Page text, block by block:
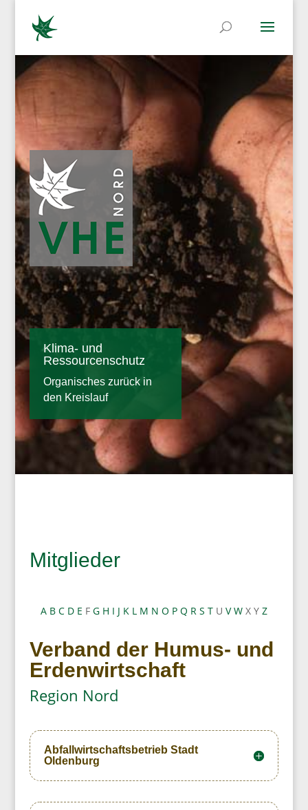
Klima- und
Ressourcenschutz
Organisches zurück in
den Kreislauf
Mitglieder
A B C D E F G H I J K L M N O P Q R S TU V WX Y Z
Verband der Humus- und
Erdenwirtschaft
Region Nord
Abfallwirtschaftsbetrieb Stadt
Oldenburg